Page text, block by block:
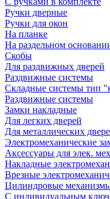
Ручки дверные
Ручки для окон
На планке
На раздельном
Скобы
Для раздвижных дверей
Раздвижные системы
Складные системы тип
Раздвижные системы
Замки накладные
Для легких дверей
Для металлических
Электромеханические
Аксессуары для элек.
Накладные
Врезные
Цилиндровые
С индивидуальным